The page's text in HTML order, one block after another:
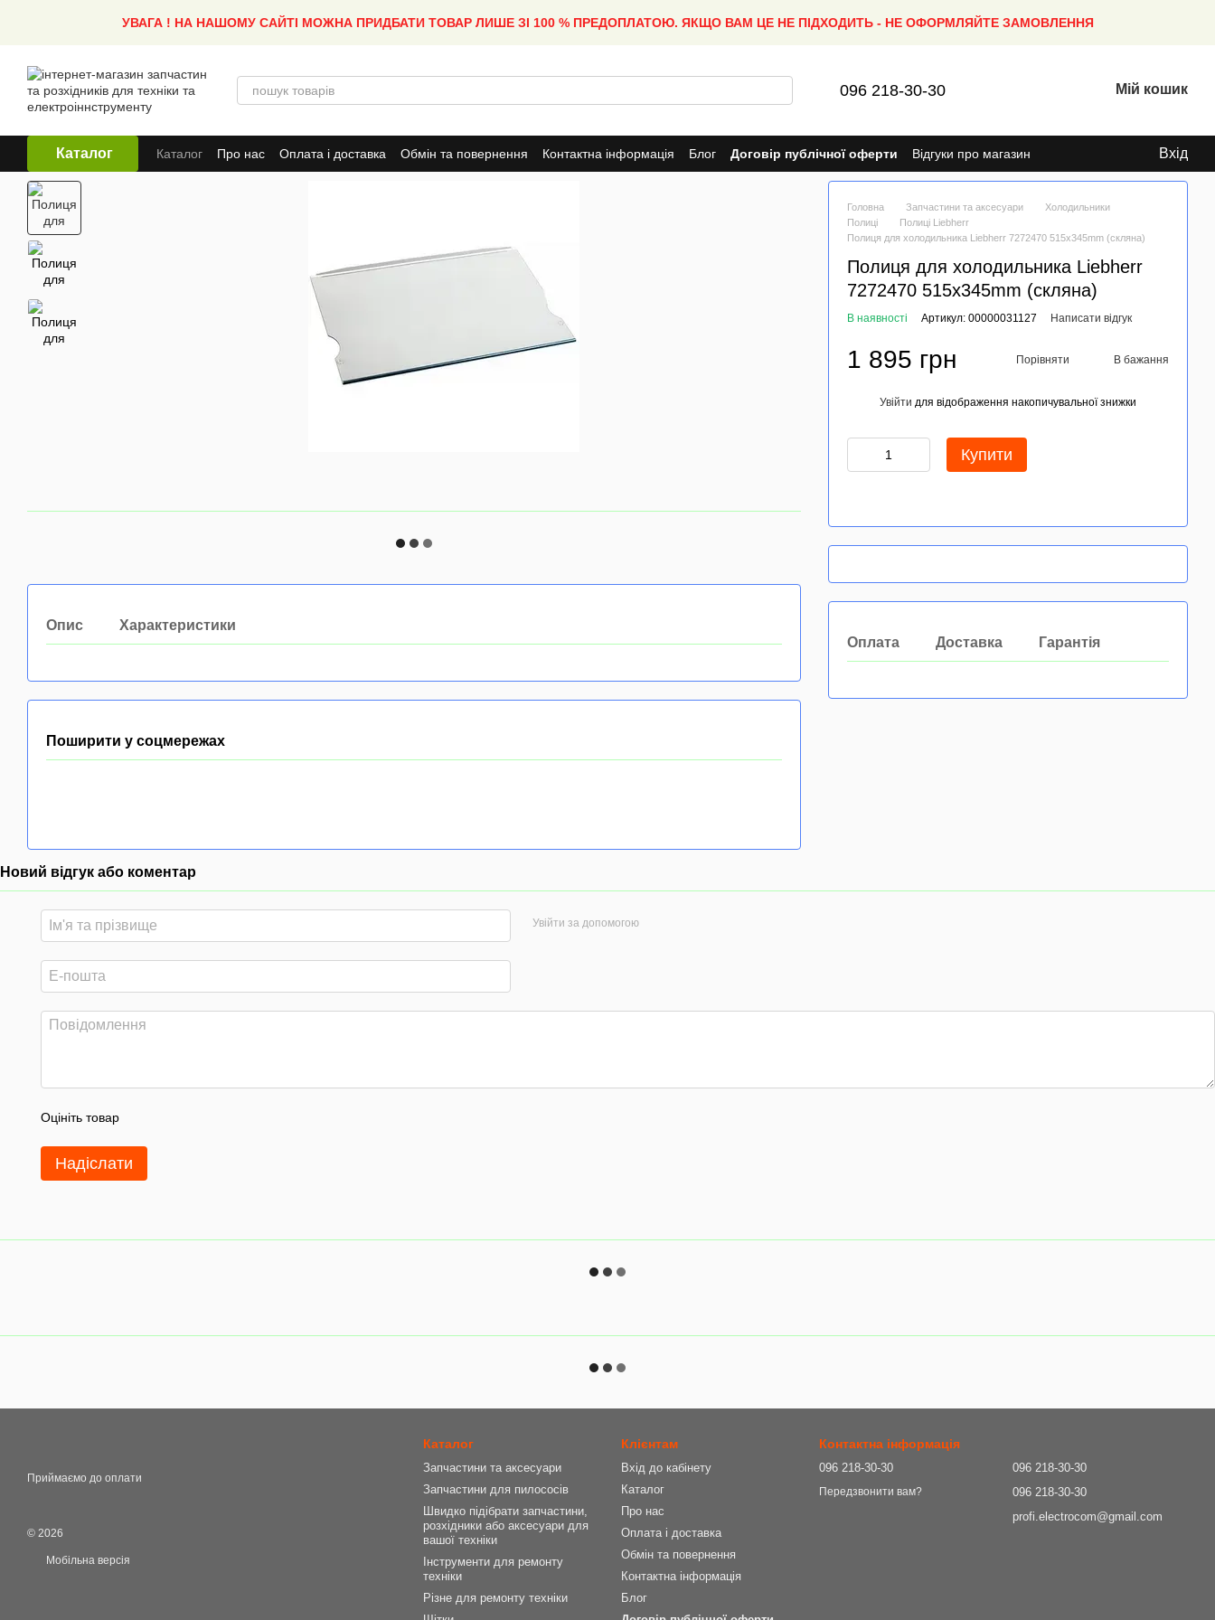
УВАГА ! НА НАШОМУ САЙТІ МОЖНА ПРИДБАТИ ТОВАР ЛИШЕ ЗІ 100 % ПРЕДОПЛАТОЮ. ЯКЩО ВАМ ЦЕ НЕ ПІДХОДИТЬ - НЕ ОФОРМЛЯЙТЕ ЗАМОВЛЕННЯ
096 218-30-30 Мій кошик
Каталог Каталог Про нас Оплата і доставка Обмін та повернення Контактна інформація Блог Договір публічної оферти Відгуки про магазин Вхід
Головна Запчастини та аксесуари
Холодильники
Полиці
Полиці Liebherr
Полиця для холодильника Liebherr 7272470 515x345mm (скляна)
Полиця для холодильника Liebherr
7272470 515x345mm (скляна)
В наявності Артикул: 00000031127 Написати відгук
1 895 грн Порівняти В бажання
Увійти для відображення накопичувальної знижки
Купити
Оплата Доставка Гарантія
Опис Характеристики
Поширити у соцмережах
Новий відгук або коментар
Увійти за допомогою
Оцініть товар
Надіслати
Приймаємо до оплати
© 2026
Мобільна версія
Каталог
Запчастини та аксесуари
Запчастини для пилососів
Швидко підібрати запчастини,
розхідники або аксесуари для
вашої техніки
Інструменти для ремонту
техніки
Різне для ремонту техніки
Клієнтам
Вхід до кабінету
Каталог
Про нас
Оплата і доставка
Обмін та повернення
Контактна інформація
Блог
Контактна інформація
096 218-30-30
Передзвонити вам?
096 218-30-30
096 218-30-30
profi.electrocom@gmail.com